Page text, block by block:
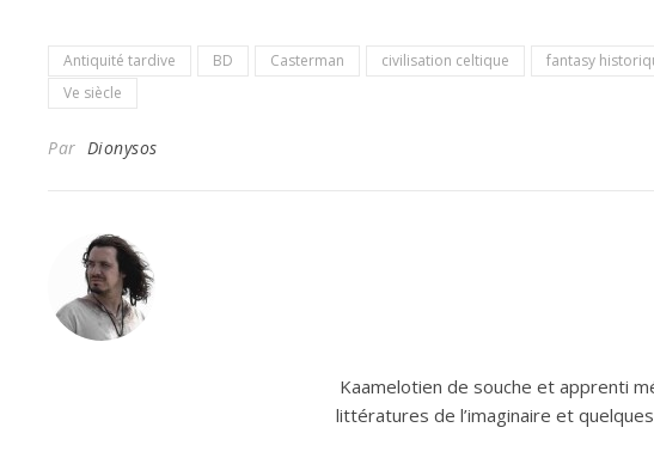
Antiquité tardive BD Casterman civilisation celtique fantasy
Ve siècle
Par Dionysos
Kaamelotien de souche et apprenti
littératures de l’imaginaire et